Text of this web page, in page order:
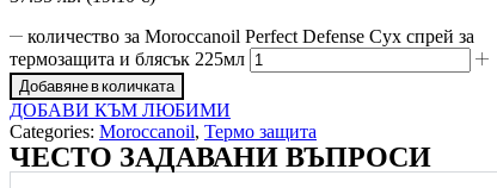
количество за Moroccanoil Perfect Defense Сух спрей за
термозащита и блясък 225мл
Добавяне в количката
ДОБАВИ КЪМ ЛЮБИМИ
Categories: Moroccanoil, Термо защита
ЧЕСТО ЗАДАВАНИ ВЪПРОСИ